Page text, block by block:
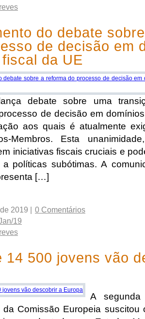
do debate
de decisão em
da UE
debate sobre uma
de decisão em
aos quais é atualmente
Membros. Esta
iniciativas fiscais cruciais e
políticas subótimas. A
[…]
2019 |
0 Comentários
19
14 500 jovens vão
A
da Comissão Europeia suscitou